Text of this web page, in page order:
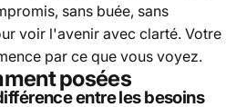
sans buée, sans
voir l'avenir avec clarté. Votre
par ce que vous voyez.
posées
entre les besoins